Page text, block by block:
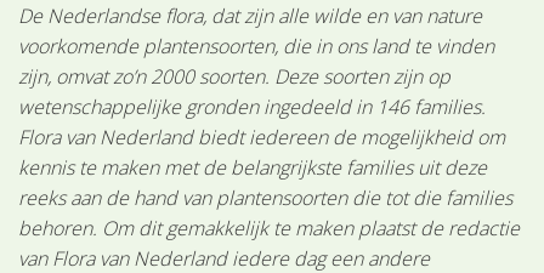
De Nederlandse flora, dat zijn alle wilde en van nature
voorkomende plantensoorten, die in ons land te vinden
zijn, omvat zo’n 2000 soorten. Deze soorten zijn op
wetenschappelijke gronden ingedeeld in 146 families.
Flora van Nederland biedt iedereen de mogelijkheid om
kennis te maken met de belangrijkste families uit deze
reeks aan de hand van plantensoorten die tot die families
behoren. Om dit gemakkelijk te maken plaatst de redactie
van Flora van Nederland iedere dag een andere